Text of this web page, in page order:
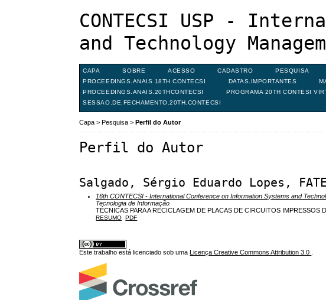
CONTECSI USP -
and Technology
CAPA SOBRE ACESSO CADASTRO PESQUISA
PROCEEDINGS.ANAIS 18TH CONTECSI
DATAS.IMPORTANTES
PROCEEDINGS.ANAIS.20THCONTECSI
PROGRAMA 20TH CONTESI
SESSAO.DE.FECHAMENTO.20TH.CONTECSI
Capa >Pesquisa >Perfil do Autor
Perfil do Autor
Salgado, Sérgio Eduardo Lopes,
16th CONTECSI - International Conference on Information Systems and
Tecnologia de Informação
TÉCNICAS PARA A RECICLAGEM DE PLACAS DE CIRCUITOS IMPRESSOS
RESUMO PDF
Este trabalho está licenciado sob uma Licença Creative Commons Attribution 3.0